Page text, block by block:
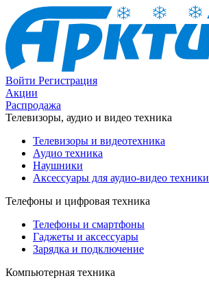
Войти Регистрация
Акции
Распродажа
Телевизоры, аудио и видео техника
Телевизоры и видеотехника
Аудио техника
Наушники
Аксессуары для аудио-видео техники
Телефоны и цифровая техника
Телефоны и смартфоны
Гаджеты и аксессуары
Зарядка и подключение
Компьютерная техника